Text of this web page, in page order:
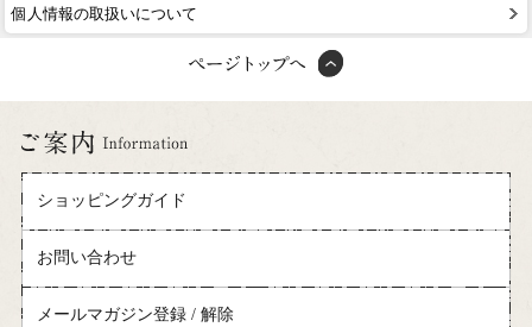
個人情報の取扱いについて
ショッピングガイド
お問い合わせ
メールマガジン登録 / 解除